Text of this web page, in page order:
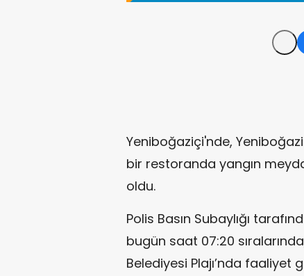
Yeniboğaziçi'nde,
bir restoranda yangın
oldu.
Polis Basın Subaylığı
bugün saat 07:20
Belediyesi Plajı’nda